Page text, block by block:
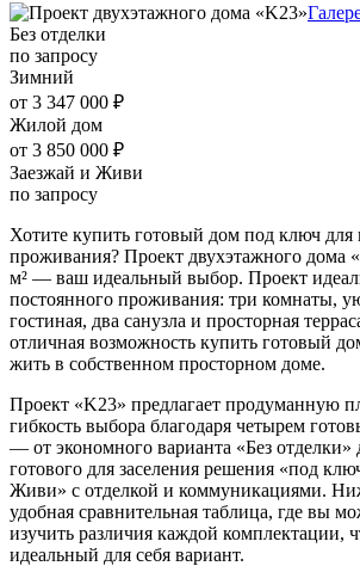
Без отделки
по запросу
Зимний
от 3 347 000 ₽
Жилой дом
от 3 850 000 ₽
Заезжай и Живи
по запросу
Хотите купить готовый дом под ключ для
проживания? Проект двухэтажного дома
м² — ваш идеальный выбор. Проект
постоянного проживания: три комнаты,
гостиная, два санузла и просторная
отличная возможность купить готовый
жить в собственном просторном доме.
Проект «K23» предлагает продуманную
гибкость выбора благодаря четырем
— от экономного варианта «Без отделки»
готового для заселения решения «под
Живи» с отделкой и коммуникациями.
удобная сравнительная таблица, где вы
изучить различия каждой комплектации,
идеальный для себя вариант.